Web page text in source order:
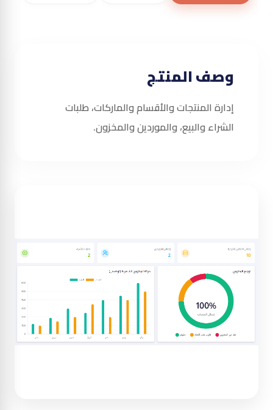
وصف المنتج
إدارة المنتجات والأقسام والماركات، طلبات
الشراء والبيع، والموردين والمخزون.